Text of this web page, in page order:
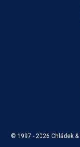
© 1997 - 2026Chládek